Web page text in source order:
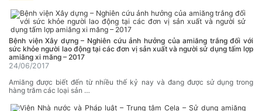
Bệnh viện Xây dựng – Nghiên cứu ảnh hưởng của amiăng trắng đối với
sức khỏe người lao động tại các đơn vị sản xuất và người sử dụng tấm lợp
amiăng xi măng – 2017
24/06/2017
Amiăng được biết đến từ nhiều thế kỷ nay và đang được sử dụng trong
hàng trăm các loại sản …